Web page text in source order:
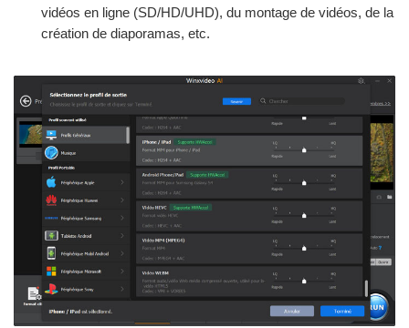
vidéos en ligne (SD/HD/UHD), du montage de vidéos, de la
création de diaporamas, etc.